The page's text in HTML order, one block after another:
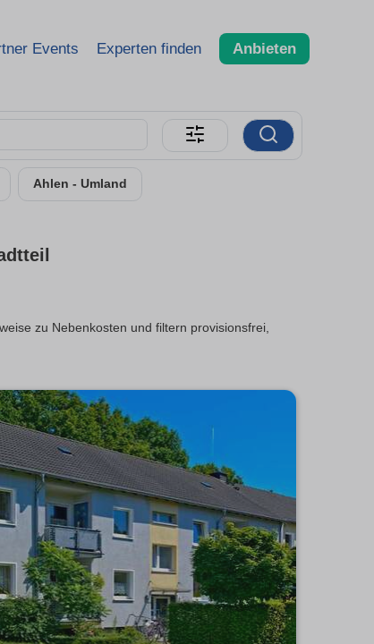
Events Experten finden Anbieten
Ahlen - Umland
zu Nebenkosten und filtern provisionsfrei,